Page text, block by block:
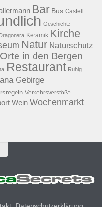
Bar Bus Castell
Geschichte
Keramik Kirche
Natur Naturschutz
Orte in den Bergen
Restaurant Ruhig
Gebirge
Verkehrsverstöße
Wein Wochenmarkt
Datenschutzerklärung